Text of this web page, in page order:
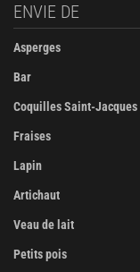
ENVIE DE
Asperges
Bar
Coquilles Saint-Jacques
Fraises
Lapin
Artichaut
Veau de lait
Petits pois